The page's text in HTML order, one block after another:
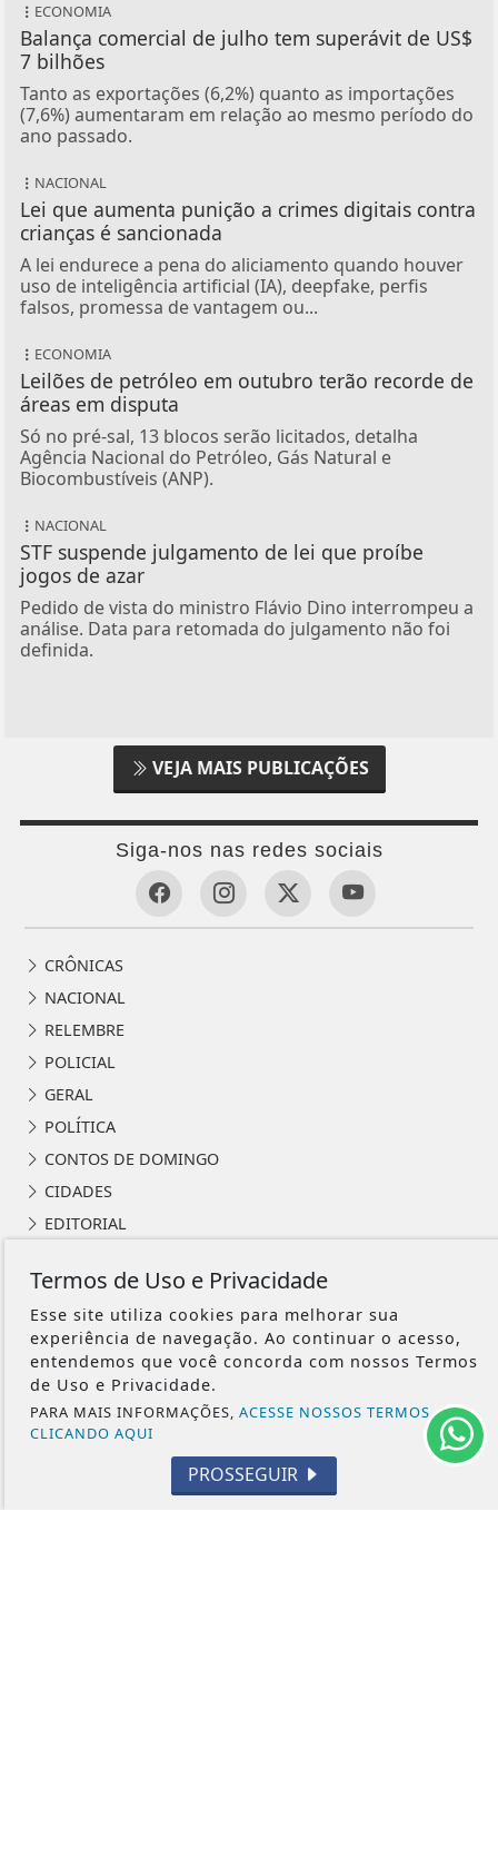
ECONOMIA
Balança comercial de julho tem superávit de US$
7 bilhões
Tanto as exportações (6,2%) quanto as importações
(7,6%) aumentaram em relação ao mesmo período do
ano passado.
NACIONAL
Lei que aumenta punição a crimes digitais contra
crianças é sancionada
A lei endurece a pena do aliciamento quando houver
uso de inteligência artificial (IA), deepfake, perfis
falsos, promessa de vantagem ou...
ECONOMIA
Leilões de petróleo em outubro terão recorde de
áreas em disputa
Só no pré-sal, 13 blocos serão licitados, detalha
Agência Nacional do Petróleo, Gás Natural e
Biocombustíveis (ANP).
NACIONAL
STF suspende julgamento de lei que proíbe
jogos de azar
Pedido de vista do ministro Flávio Dino interrompeu a
análise. Data para retomada do julgamento não foi
definida.
VEJA MAIS PUBLICAÇÕES
Siga-nos nas redes sociais
CRÔNICAS
NACIONAL
RELEMBRE
POLICIAL
GERAL
POLÍTICA
CONTOS DE DOMINGO
CIDADES
EDITORIAL
OPINIÃO
ECONOMIA
CULTURA
EVENTOS
RELIGIÃO
Termos de Uso e Privacidade
Esse site utiliza cookies para melhorar sua
experiência de navegação. Ao continuar o acesso,
entendemos que você concorda com nossos Termos
de Uso e Privacidade.
PARA MAIS INFORMAÇÕES, ACESSE NOSSOS TERMOS
CLICANDO AQUI
PROSSEGUIR